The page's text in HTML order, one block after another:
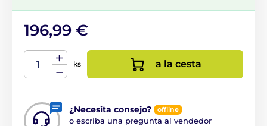
196,99 €
ks a la cesta
¿Necesita consejo? offline
o escriba una pregunta al vendedor